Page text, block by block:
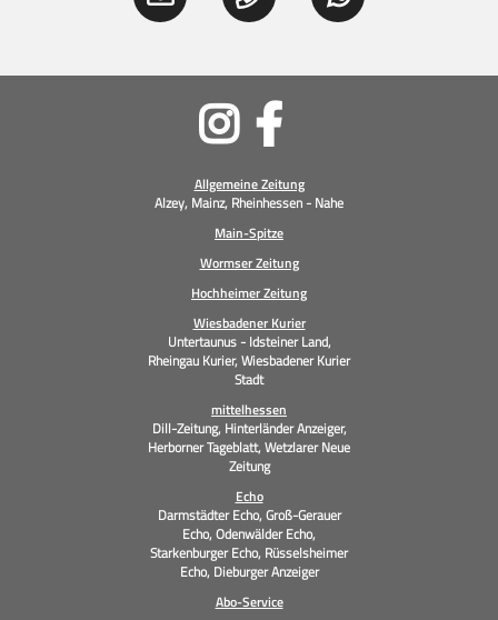
Allgemeine Zeitung
Alzey, Mainz, Rheinhessen - Nahe
Main-Spitze
Wormser Zeitung
Hochheimer Zeitung
Wiesbadener Kurier
Untertaunus - Idsteiner Land,
Rheingau Kurier, Wiesbadener Kurier
Stadt
mittelhessen
Dill-Zeitung, Hinterländer Anzeiger,
Herborner Tageblatt, Wetzlarer Neue
Zeitung
Echo
Darmstädter Echo, Groß-Gerauer
Echo, Odenwälder Echo,
Starkenburger Echo, Rüsselsheimer
Echo, Dieburger Anzeiger
Abo-Service
Soziale
Medien